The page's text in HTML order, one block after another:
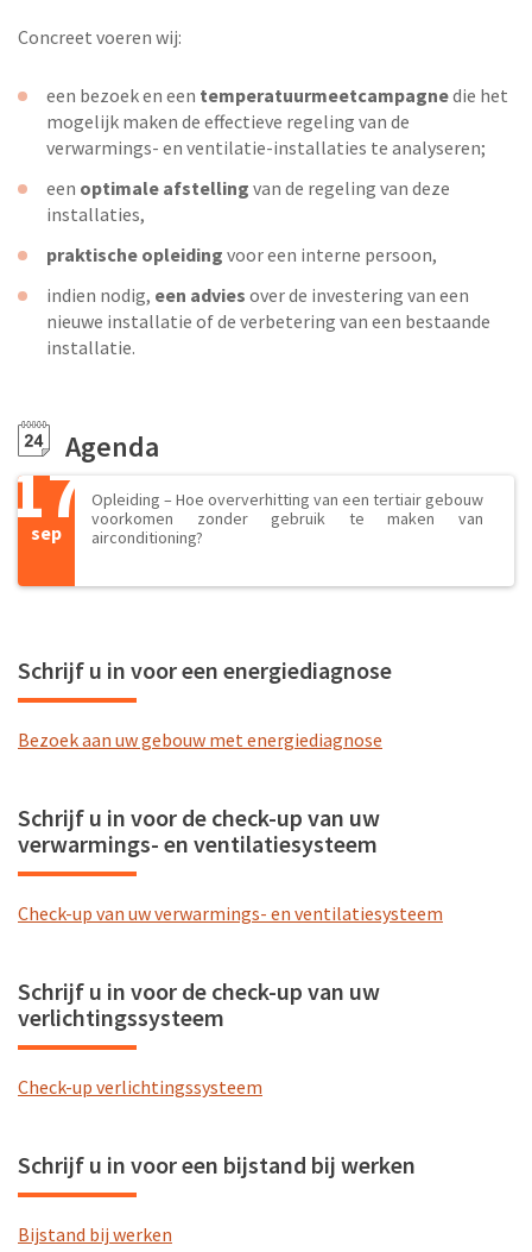
Concreet voeren wij:
een bezoek en een temperatuurmeetcampagnedie het
mogelijk maken de effectieve regeling van de
verwarmings- en ventilatie-installaties te analyseren;
een optimale afstelling van de regeling van deze
installaties,
praktische opleiding voor een interne persoon,
indien nodig, een advies over de investering van een
nieuwe installatie of de verbetering van een bestaande
installatie.
Agenda
17
sep
Opleiding – Hoe oververhitting van een tertiair gebouw
voorkomen zonder gebruik te maken van
airconditioning?
Schrijf u in voor een energiediagnose
Bezoek aan uw gebouw met energiediagnose
Schrijf u in voor de check-up van uw
verwarmings- en ventilatiesysteem
Check-up van uw verwarmings- en ventilatiesysteem
Schrijf u in voor de check-up van uw
verlichtingssysteem
Check-up verlichtingssysteem
Schrijf u in voor een bijstand bij werken
Bijstand bij werken